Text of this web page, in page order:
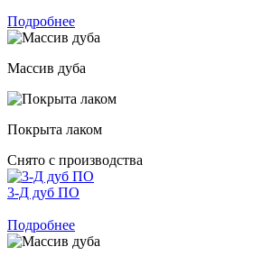
Подробнее
Массив дуба
Покрыта лаком
Снято с производства
3-Д дуб ПО
Подробнее